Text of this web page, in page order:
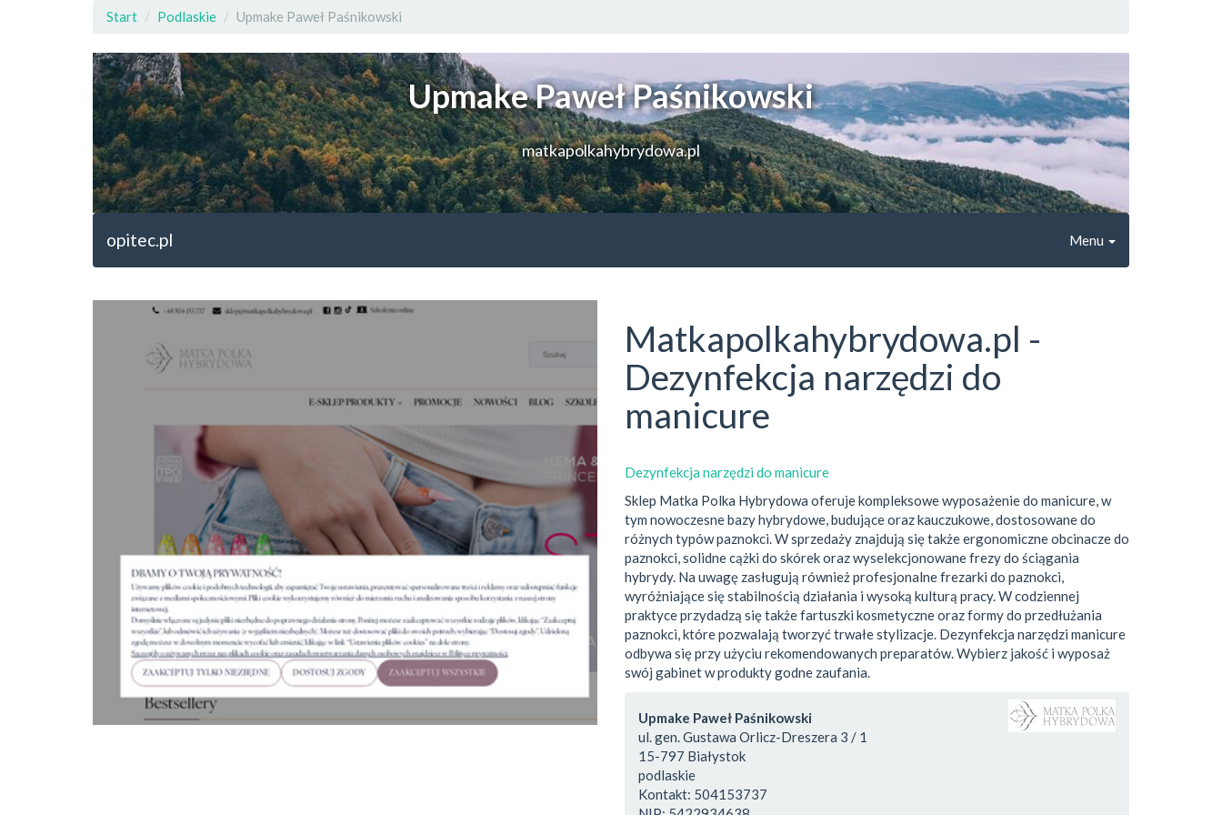
Start Podlaskie Upmake Paweł Paśnikowski
Upmake Paweł Paśnikowski
matkapolkahybrydowa.pl
opitec.pl Menu
Matkapolkahybrydowa.pl -
Dezynfekcja narzędzi do
manicure
Dezynfekcja narzędzi do manicure
Sklep Matka Polka Hybrydowa oferuje kompleksowe wyposażenie do manicure, w
tym nowoczesne bazy hybrydowe, budujące oraz kauczukowe, dostosowane do
różnych typów paznokci. W sprzedaży znajdują się także ergonomiczne obcinacze do
paznokci, solidne cążki do skórek oraz wyselekcjonowane frezy do ściągania
hybrydy. Na uwagę zasługują również profesjonalne frezarki do paznokci,
wyróżniające się stabilnością działania i wysoką kulturą pracy. W codziennej
praktyce przydadzą się także fartuszki kosmetyczne oraz formy do przedłużania
paznokci, które pozwalają tworzyć trwałe stylizacje. Dezynfekcja narzędzi manicure
odbywa się przy użyciu rekomendowanych preparatów. Wybierz jakość i wyposaż
swój gabinet w produkty godne zaufania.
Upmake Paweł Paśnikowski
ul. gen. Gustawa Orlicz-Dreszera 3 / 1
15-797 Białystok
podlaskie
Kontakt: 504153737